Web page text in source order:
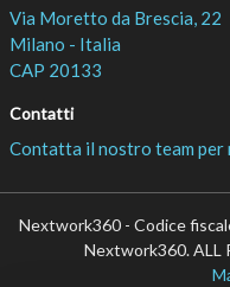
Via Moretto da Brescia, 22
Milano - Italia
CAP 20133
Contatti
Contatta il nostro team
Nextwork360 - Codice
Nextwork360. ALL